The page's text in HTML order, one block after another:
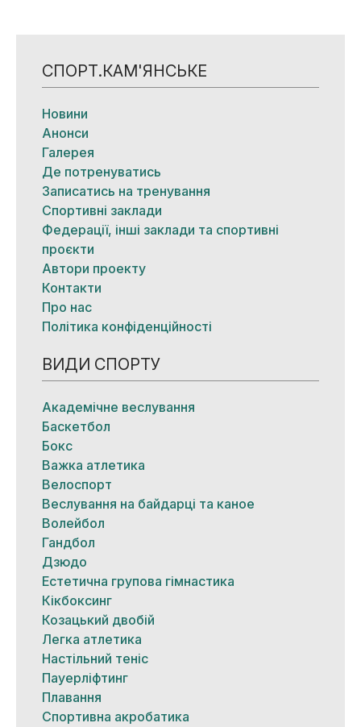
СПОРТ.КАМ'ЯНСЬКЕ
Новини
Анонси
Галерея
Де потренуватись
Записатись на тренування
Спортивні заклади
Федерації, інші заклади та спортивні
проєкти
Автори проекту
Контакти
Про нас
Політика конфіденційності
ВИДИ СПОРТУ
Академічне веслування
Баскетбол
Бокс
Важка атлетика
Велоспорт
Веслування на байдарці та каное
Волейбол
Гандбол
Дзюдо
Естетична групова гімнастика
Кікбоксинг
Козацький двобій
Легка атлетика
Настільний теніс
Пауерліфтинг
Плавання
Спортивна акробатика